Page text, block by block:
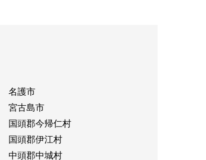
名護市
宮古島市
国頭郡今帰仁村
国頭郡伊江村
中頭郡中城村